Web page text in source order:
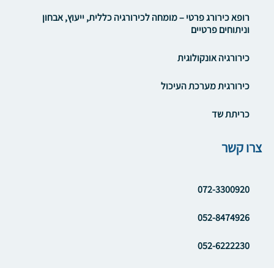
רופא כירורג פרטי – מומחה לכירורגיה כללית, ייעוץ, אבחון
וניתוחים פרטיים
כירורגיה אונקולוגית
כירורגית מערכת העיכול
כריתת שד
צרו קשר
072-3300920
052-8474926
052-6222230